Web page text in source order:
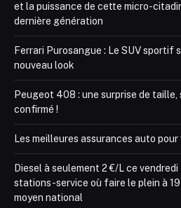
et la puissance de cette micro-
dernière génération
Ferrari Purosangue : Le SUV sportif
nouveau look
Peugeot 408 : une surprise de
confirmé !
Les meilleures assurances auto
Diesel à seulement 2 €/L ce
stations-service où faire le plein à
moyen national